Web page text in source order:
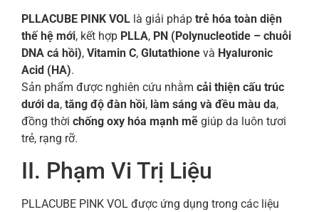
PLLACUBE PINK VOL là giải pháp trẻ hóa toàn diện
thế hệ mới, kết hợp PLLA, PN (Polynucleotide – chuỗi
DNA cá hồi), Vitamin C, Glutathione và Hyaluronic
Acid (HA).
Sản phẩm được nghiên cứu nhằm cải thiện cấu trúc
dưới da, tăng độ đàn hồi, làm sáng và đều màu da,
đồng thời chống oxy hóa mạnh mẽ giúp da luôn tươi
trẻ, rạng rỡ.
II. Phạm Vi Trị Liệu
PLLACUBE PINK VOL được ứng dụng trong các liệu